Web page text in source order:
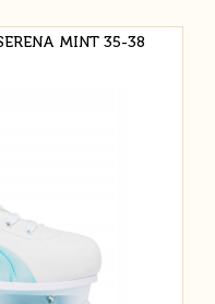
MINT 35-38